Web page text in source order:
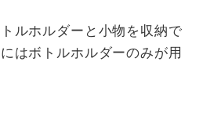
ルホルダーと小物を収納で
はボトルホルダーのみが用